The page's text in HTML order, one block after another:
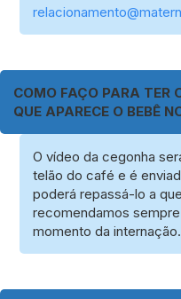
COMO FAÇO PARA TER
QUE APARECE O BEBÊ
O vídeo da cegonha
telão do café e é
poderá repassá-lo a
recomendamos
momento da internação.